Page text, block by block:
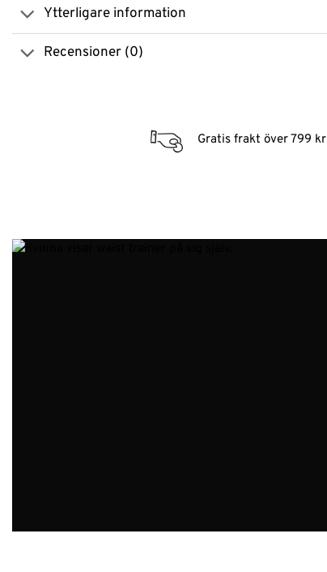
Ytterligare information
Recensioner (0)
Gratis frakt över 799 kr